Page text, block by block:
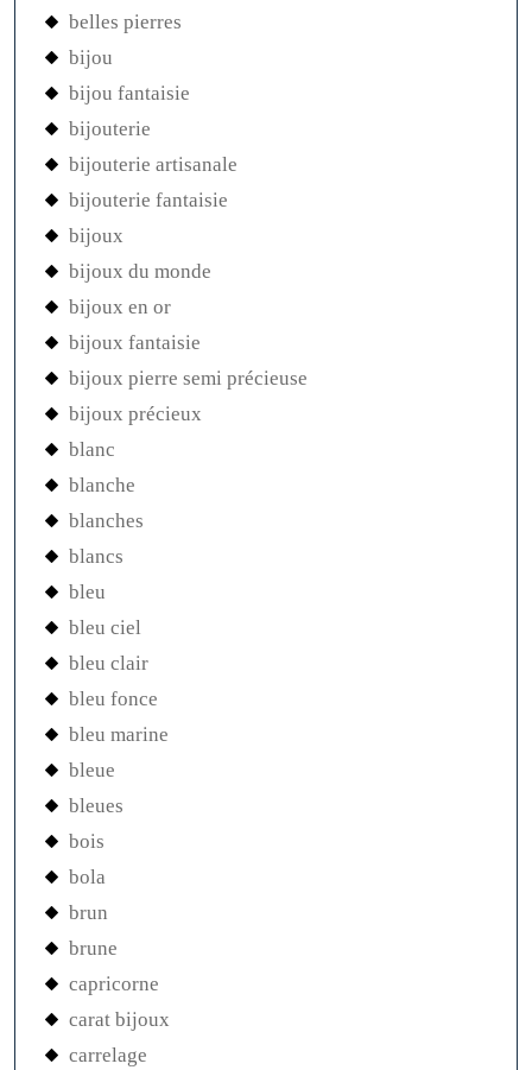
belles pierres
bijou
bijou fantaisie
bijouterie
bijouterie artisanale
bijouterie fantaisie
bijoux
bijoux du monde
bijoux en or
bijoux fantaisie
bijoux pierre semi précieuse
bijoux précieux
blanc
blanche
blanches
blancs
bleu
bleu ciel
bleu clair
bleu fonce
bleu marine
bleue
bleues
bois
bola
brun
brune
capricorne
carat bijoux
carrelage